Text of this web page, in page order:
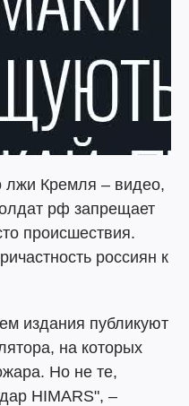
лжи Кремля – видео,
рф запрещает
происшествия.
россиян к
издания публикуют
на которых
Но не те,
HIMARS", –